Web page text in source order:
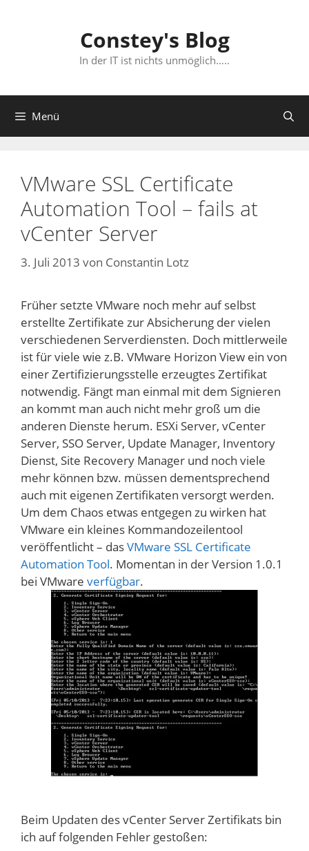
Constey's Blog
In der IT ist nichts unmöglich…..
Menü
VMware SSL Certificate
Automation Tool – fails at
vCenter Server
3. Juli 2013 von Constantin Lotz
Früher setzte VMware noch mehr auf selbst
erstellte Zertifikate zur Absicherung der vielen
verschiedenen Serverdiensten. Doch mittlerweile
ist für viele wie z.B. VMware Horizon View ein von
einer Zertifizierungsstelle erzeugtes Zertifikat
notwendig. Fängt man einmal mit dem Signieren
an kommt man auch nicht mehr groß um die
anderen Dienste herum. ESXi Server, vCenter
Server, SSO Server, Update Manager, Inventory
Dienst, Site Recovery Manager und noch viele
mehr können bzw. müssen dementsprechend
auch mit eigenen Zertifikaten versorgt werden.
Um dem Chaos etwas entgegen zu wirken hat
VMware ein kleines Kommandozeilentool
veröffentlicht – dasVMware SSL Certificate
Automation Tool. Momentan in der Version 1.0.1
bei VMware verfügbar.
Beim Updaten des vCenter Server Zertifikats bin
ich auf folgenden Fehler gestoßen: